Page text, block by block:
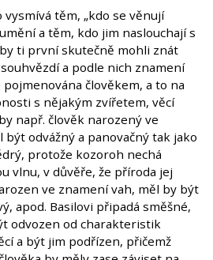
vysmívá těm, „kdo se věnují
a těm, kdo jim naslouchají s
ti první skutečně mohli znát
a podle nich znamení
člověkem, a to na
s nějakým zvířetem, věcí
např. člověk narozený ve
odvážný a panovačný tak jako
protože kozoroh nechá
vlnu, v důvěře, že příroda jej
ve znamení vah, měl by být
apod. Basilovi připadá směšné,
odvozen od charakteristik
a být jim podřízen, přičemž